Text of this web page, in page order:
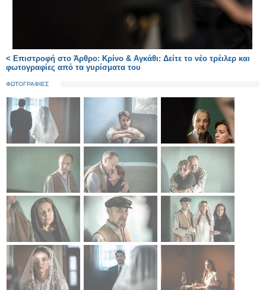
< Επιστροφή στο Άρθρο: Κρίνο & Αγκάθι: Δείτε το νέο τρέιλερ και
φωτογραφίες από τα γυρίσματα του
ΦΩΤΟΓΡΑΦΙΕΣ